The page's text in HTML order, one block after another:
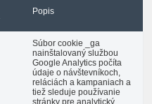
Popis
Súbor cookie _ga
nainštalovaný službou
Google Analytics počíta
údaje o návštevníkoch,
reláciách a kampaniach a
tiež sleduje používanie
stránky pre analytický